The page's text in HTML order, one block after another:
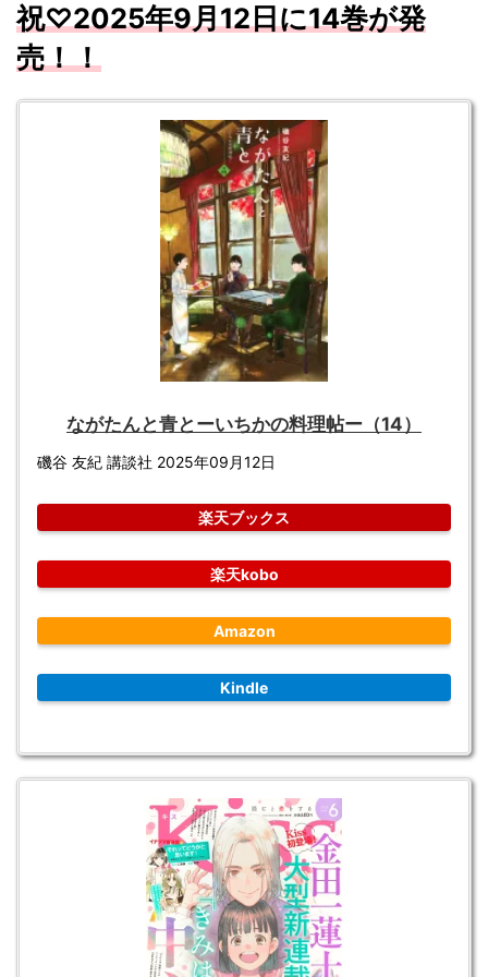
祝♡2025年9月12日に14巻が発
売！！
ながたんと青とーいちかの料理帖ー（14）
磯谷 友紀 講談社 2025年09月12日
楽天ブックス
楽天kobo
Amazon
Kindle